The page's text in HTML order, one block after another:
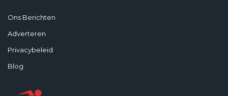
Ons Berichten
Adverteren
Privacybeleid
Blog